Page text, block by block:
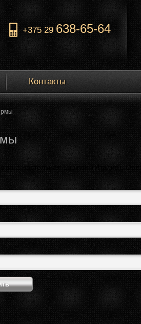
+375 29 638-65-64
Контакты